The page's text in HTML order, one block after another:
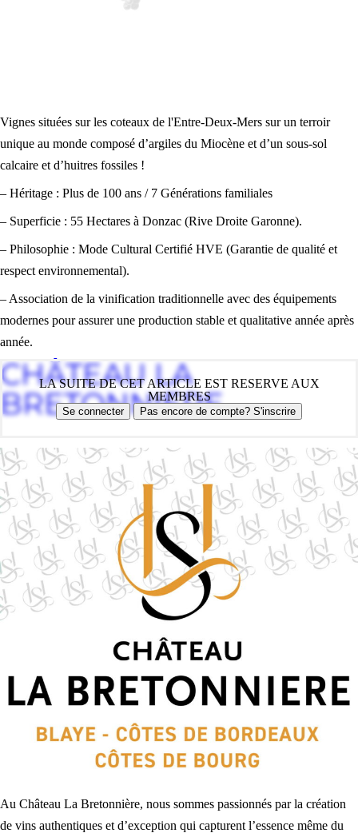
Vignes situées sur les coteaux de l'Entre-Deux-Mers sur un terroir
unique au monde composé d’argiles du Miocène et d’un sous-sol
calcaire et d’huitres fossiles !
– Héritage : Plus de 100 ans / 7 Générations familiales
– Superficie : 55 Hectares à Donzac (Rive Droite Garonne).
– Philosophie : Mode Cultural Certifié HVE (Garantie de qualité et
respect environnemental).
– Association de la vinification traditionnelle avec des équipements
modernes pour assurer une production stable et qualitative année après
année.
LA SUITE DE CET ARTICLE EST RESERVE AUX
MEMBRES
Se connecter Pas encore de compte? S'inscrire
CHÂTEAU LA
BRETONNIERE
Au Château La Bretonnière, nous sommes passionnés par la création
de vins authentiques et d’exception qui capturent l’essence même du